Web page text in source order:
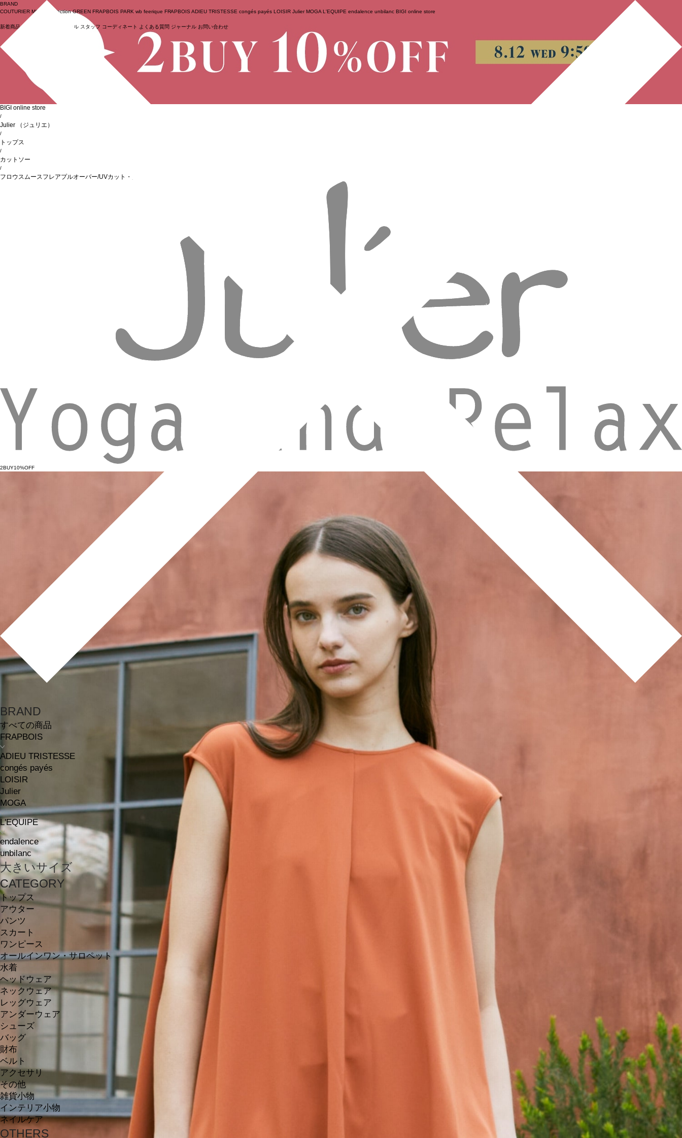
ログイン
BRAND
COUTURIER MOGA Collection GREEN FRAPBOIS PARK wb feerique FRAPBOIS ADIEU TRISTESSE congés payés LOISIR Julier MOGA L'EQUIPE endalence unbilanc BIGI online store
新着商品 (ライブ) セール スタッフ コーディネート よくある質問 ジャーナル お問い合わせ
BRAND
すべての商品
FRAPBOIS
ADIEU TRISTESSE
congés payés
LOISIR
Julier
MOGA
L'EQUIPE
endalence
unbilanc
大きいサイズ
CATEGORY
トップス
アウター
パンツ
スカート
ワンピース
オールインワン・サロペット
水着
ヘッドウェア
ネックウェア
レッグウェア
アンダーウェア
シューズ
バッグ
財布
ベルト
アクセサリ
その他
雑貨小物
インテリア小物
ネイルケア
OTHERS
BIGI online store
/
Julier （ジュリエ）
/
トップス
/
カットソー
/
フロウスムースフレアプルオーバー/UVカット・接触冷感
2BUY10%OFF